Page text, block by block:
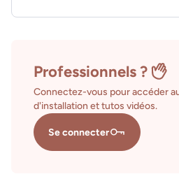
Professionnels ?
Connectez-vous pour accéder
d'installation et tutos vidéos.
Se connecter